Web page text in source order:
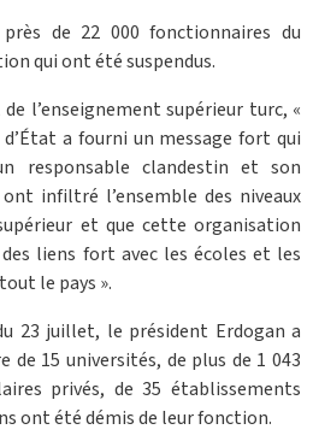
de 22 000 fonctionnaires du
qui ont été suspendus.
l’enseignement supérieur turc, «
a fourni un message fort qui
responsable clandestin et son
infiltré l’ensemble des niveaux
et que cette organisation
liens fort avec les écoles et les
le pays ».
23 juillet, le président Erdogan a
de 15 universités, de plus de 1 043
privés, de 35 établissements
ont été démis de leur fonction.